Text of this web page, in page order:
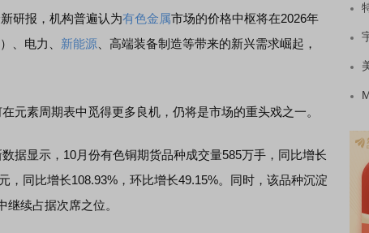
研报，机构普遍认为有色金属市场的价格中枢将在2026年
）、电力、 新能源 、高端装备制造等带来的新兴需求崛起，
素周期表中觅得更多良机，仍将是市场的重头戏之一。
显示，10月份有色铜期货品种成交量585万手，同比增长
，同比增长108.93%，环比增长49.15%。同时，该品种沉淀
续占据次席之位。